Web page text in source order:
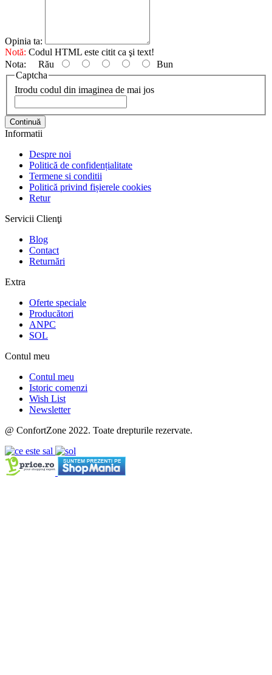
Opinia ta:
Notă: Codul HTML este citit ca şi text!
Nota: Rău
Bun
Captcha
Itrodu codul din imaginea de mai jos
Continuă
Informatii
Despre noi
Politică de confidențialitate
Termene si conditii
Politică privind fișierele cookies
Retur
Servicii Clienţi
Blog
Contact
Returnări
Extra
Oferte speciale
Producători
ANPC
SOL
Contul meu
Contul meu
Istoric comenzi
Wish List
Newsletter
@ ConfortZone 2022. Toate drepturile rezervate.